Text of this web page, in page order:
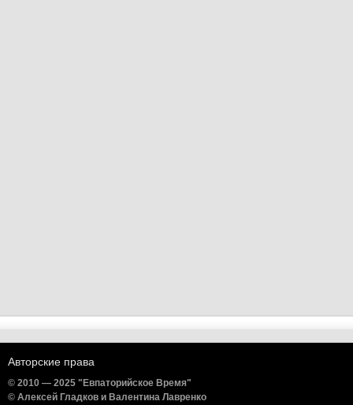
Авторские права
© 2010 — 2025 "Евпаторийское Время"
© Алексей Гладков и Валентина Лавренко